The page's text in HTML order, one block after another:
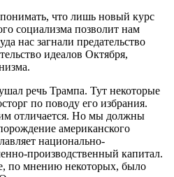
что лишь новый курс
социализма позволит нам
нас загнали предательство
идеалов Октября,
речь Трампа. Тут некоторые
по поводу его избрания.
отличается. Но мы должны
американского
национально-
производственный капитал.
по мнению некоторых, было